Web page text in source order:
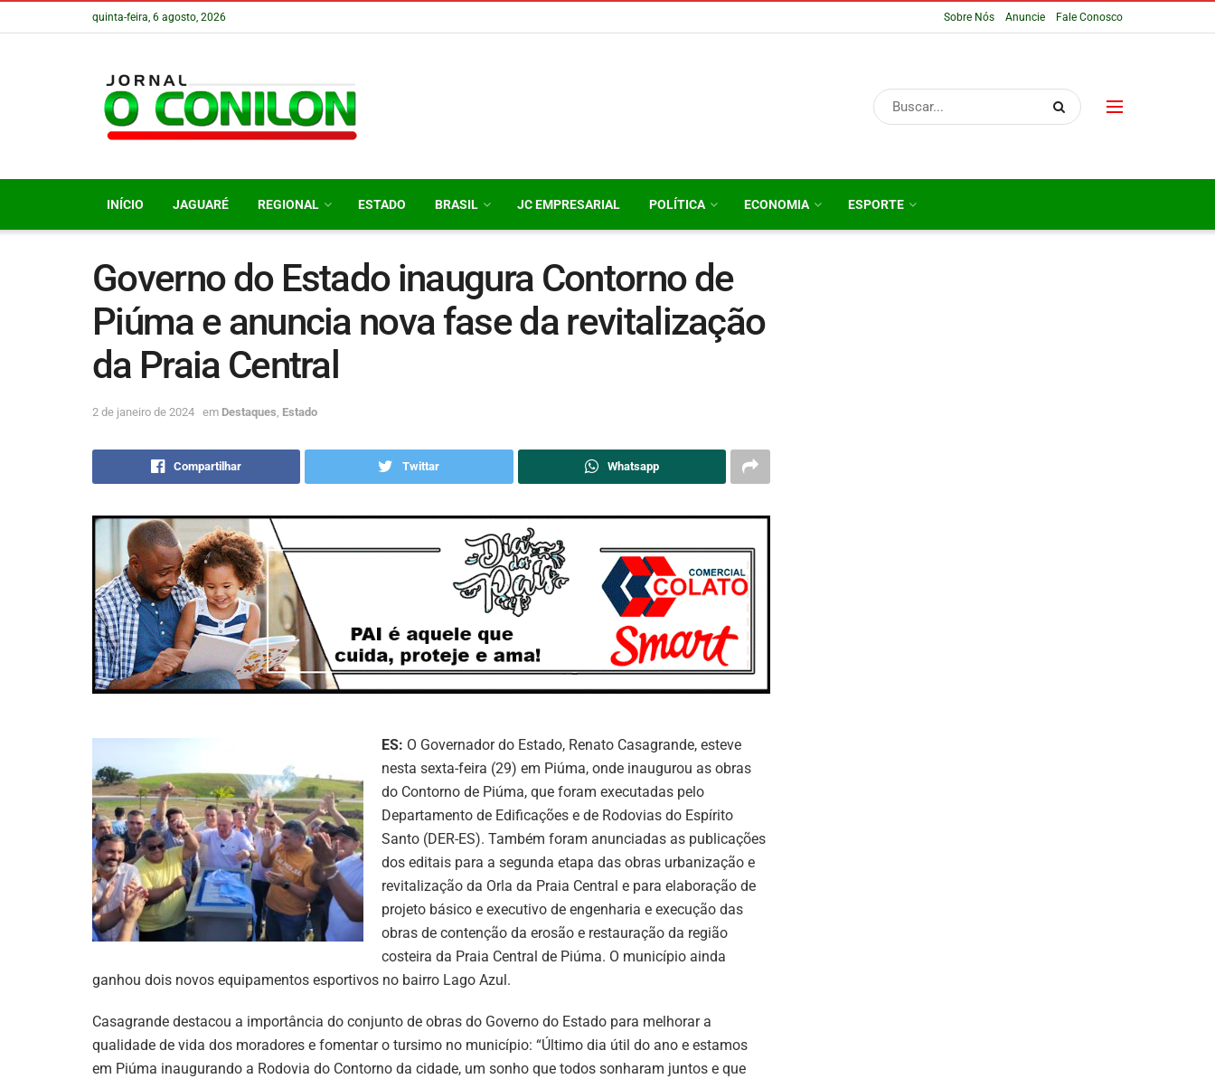
quinta-feira, 6 agosto, 2026 Sobre Nós Anuncie Fale Conosco
INÍCIO JAGUARÉ REGIONAL ESTADO BRASIL JC EMPRESARIAL POLÍTICA ECONOMIA ESPORTE
Governo do Estado inaugura Contorno de
Piúma e anuncia nova fase da revitalização
da Praia Central
2 de janeiro de 2024 em Destaques Estado
Compartilhar Twittar Whatsapp
ES: O Governador do Estado, Renato Casagrande, esteve
nesta sexta-feira (29) em Piúma, onde inaugurou as obras
do Contorno de Piúma, que foram executadas pelo
Departamento de Edificações e de Rodovias do Espírito
Santo (DER-ES). Também foram anunciadas as publicações
dos editais para a segunda etapa das obras urbanização e
revitalização da Orla da Praia Central e para elaboração de
projeto básico e executivo de engenharia e execução das
obras de contenção da erosão e restauração da região
costeira da Praia Central de Piúma. O município ainda
ganhou dois novos equipamentos esportivos no bairro Lago Azul.
Casagrande destacou a importância do conjunto de obras do Governo do Estado para melhorar a
qualidade de vida dos moradores e fomentar o tursimo no município: “Último dia útil do ano e estamos
em Piúma inaugurando a Rodovia do Contorno da cidade, um sonho que todos sonharam juntos e que